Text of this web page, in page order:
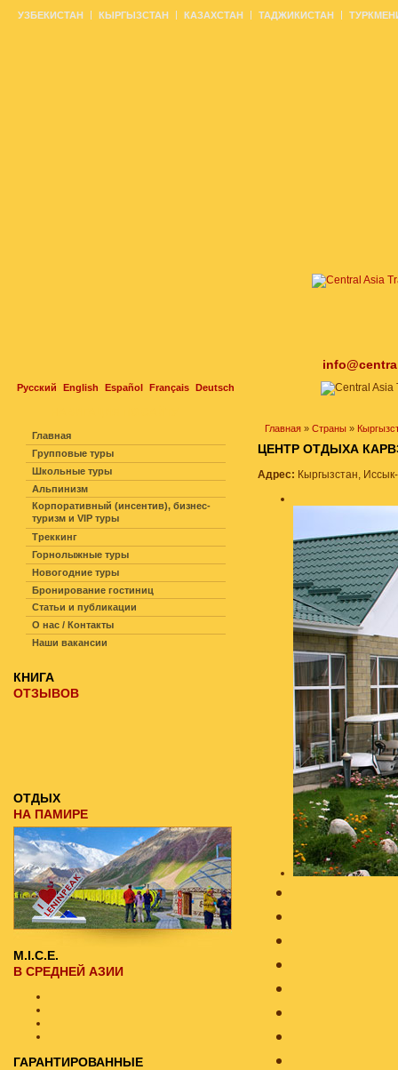
Русский English Español Français Deutsch
УЗБЕКИСТАН КЫРГЫЗСТАН КАЗАХСТАН ТАДЖИКИСТАН
Главная » Страны »
ЦЕНТР ОТДЫХА
Адрес: Кыргызстан,
Главная
Групповые туры
Школьные туры
Альпинизм
Корпоративный (инсентив), бизнес-
туризм и VIP туры
Треккинг
Горнолыжные туры
Новогодние туры
Бронирование гостиниц
Статьи и публикации
О нас / Контакты
Наши вакансии
КНИГА
ОТЗЫВОВ
ОТДЫХ
НА ПАМИРЕ
M.I.C.E.
В СРЕДНЕЙ АЗИИ
ГАРАНТИРОВАННЫЕ